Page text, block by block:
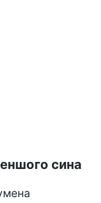
сина